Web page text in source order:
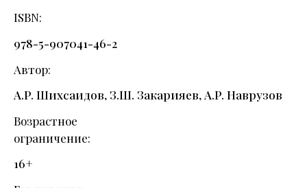
ISBN
978-5-907041-46-2
Автор
А.Р. Шихсаидов, З.Ш. Закарияев, А.Р. Наврузов
Возрастное
ограничение
16+